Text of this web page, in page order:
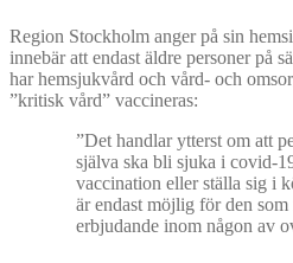
Region Stockholm anger på sin
innebär att endast äldre personer på
har hemsjukvård och vård- och
”kritisk vård” vaccineras:
”Det handlar ytterst om att
själva ska bli sjuka i covid-
vaccination eller ställa sig i
är endast möjlig för den
erbjudande inom någon av